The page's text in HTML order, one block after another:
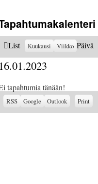
View
as
List Kuukausi Viikko Päivä
16.01.2023
tapahtumia tänään!
RSS
Subscribe
Google
Subscribe
Outlook Print